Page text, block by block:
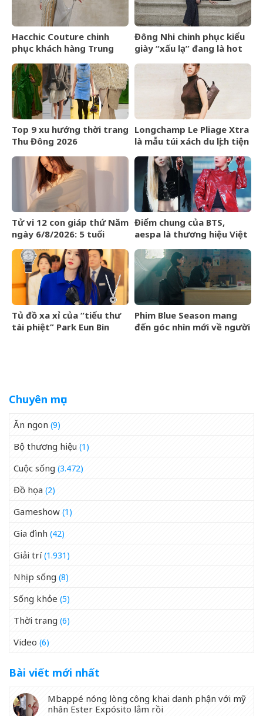
Hacchic Couture chinh
phục khách hàng Trung
thảo
Đông Nhi chinh phục kiểu
giày “xấu lạ” đang là hot
Top 9 xu hướng thời trang
Thu Đông 2026
Longchamp Le Pliage Xtra
là mẫu túi xách du lịch tiện
Tử vi 12 con giáp thứ Năm
ngày 6/8/2026: 5 tuổi
Điểm chung của BTS,
aespa là thương hiệu Việt
Tủ đồ xa xỉ của “tiểu thư
tài phiệt” Park Eun Bin
Phim Blue Season mang
đến góc nhìn mới về người
Chuyên mục
Ăn ngon (9)
Bộ thương hiệu (1)
Cuộc sống (3.472)
Đồ họa (2)
Gameshow (1)
Gia đình (42)
Giải trí(1.931)
Nhịp sống (8)
Sống khỏe (5)
Thời trang (6)
Video (6)
Bài viết mới nhất
Mbappé nóng lòng công khai danh phận với mỹ
nhân Ester Expósito lắm rồi